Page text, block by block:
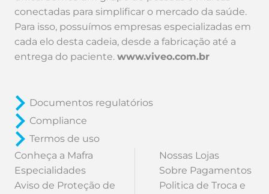
conectadas para simplificar o mercado da saúde.
Para isso, possuímos empresas especializadas em
cada elo desta cadeia, desde a fabricação até a
entrega do paciente.www.viveo.com.br
Documentos regulatórios
Compliance
Termos de uso
Conheça a Mafra
Especialidades
Aviso de Proteção de
Nossas Lojas
Sobre Pagamentos
Politica de Troca e